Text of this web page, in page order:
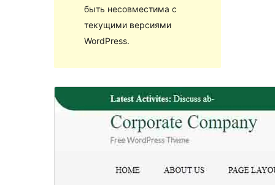
быть несовместима с
текущими версиями
WordPress.